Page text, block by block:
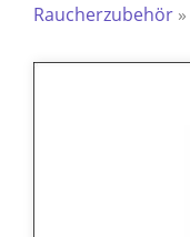
Raucherzubehör »